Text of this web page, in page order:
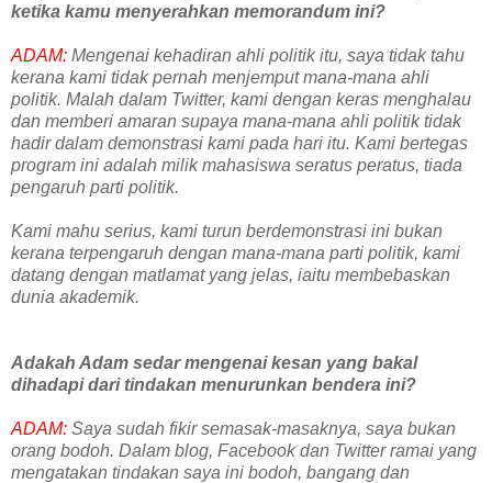
ketika kamu menyerahkan memorandum ini?
ADAM: Mengenai kehadiran ahli politik itu, saya tidak tahu
kerana kami tidak pernah menjemput mana-mana ahli
politik. Malah dalam Twitter, kami dengan keras menghalau
dan memberi amaran supaya mana-mana ahli politik tidak
hadir dalam demonstrasi kami pada hari itu. Kami bertegas
program ini adalah milik mahasiswa seratus peratus, tiada
pengaruh parti politik.
Kami mahu serius, kami turun berdemonstrasi ini bukan
kerana terpengaruh dengan mana-mana parti politik, kami
datang dengan matlamat yang jelas, iaitu membebaskan
dunia akademik.
Adakah Adam sedar mengenai kesan yang bakal
dihadapi dari tindakan menurunkan bendera ini?
ADAM: Saya sudah fikir semasak-masaknya, saya bukan
orang bodoh. Dalam blog, Facebook dan Twitter ramai yang
mengatakan tindakan saya ini bodoh, bangang dan